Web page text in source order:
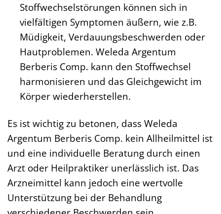
Stoffwechselstörungen können sich in
vielfältigen Symptomen äußern, wie z.B.
Müdigkeit, Verdauungsbeschwerden oder
Hautproblemen. Weleda Argentum
Berberis Comp. kann den Stoffwechsel
harmonisieren und das Gleichgewicht im
Körper wiederherstellen.
Es ist wichtig zu betonen, dass Weleda
Argentum Berberis Comp. kein Allheilmittel ist
und eine individuelle Beratung durch einen
Arzt oder Heilpraktiker unerlässlich ist. Das
Arzneimittel kann jedoch eine wertvolle
Unterstützung bei der Behandlung